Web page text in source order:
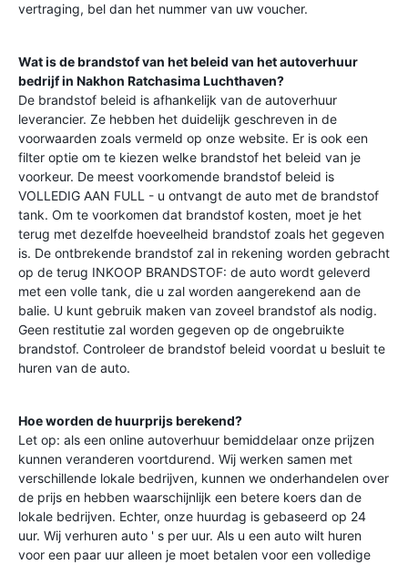
vertraging, bel dan het nummer van uw voucher.
Wat is de brandstof van het beleid van het autoverhuur
bedrijf in Nakhon Ratchasima Luchthaven?
De brandstof beleid is afhankelijk van de autoverhuur
leverancier. Ze hebben het duidelijk geschreven in de
voorwaarden zoals vermeld op onze website. Er is ook een
filter optie om te kiezen welke brandstof het beleid van je
voorkeur. De meest voorkomende brandstof beleid is
VOLLEDIG AAN FULL - u ontvangt de auto met de brandstof
tank. Om te voorkomen dat brandstof kosten, moet je het
terug met dezelfde hoeveelheid brandstof zoals het gegeven
is. De ontbrekende brandstof zal in rekening worden gebracht
op de terug INKOOP BRANDSTOF: de auto wordt geleverd
met een volle tank, die u zal worden aangerekend aan de
balie. U kunt gebruik maken van zoveel brandstof als nodig.
Geen restitutie zal worden gegeven op de ongebruikte
brandstof. Controleer de brandstof beleid voordat u besluit te
huren van de auto.
Hoe worden de huurprijs berekend?
Let op: als een online autoverhuur bemiddelaar onze prijzen
kunnen veranderen voortdurend. Wij werken samen met
verschillende lokale bedrijven, kunnen we onderhandelen over
de prijs en hebben waarschijnlijk een betere koers dan de
lokale bedrijven. Echter, onze huurdag is gebaseerd op 24
uur. Wij verhuren auto ' s per uur. Als u een auto wilt huren
voor een paar uur alleen je moet betalen voor een volledige